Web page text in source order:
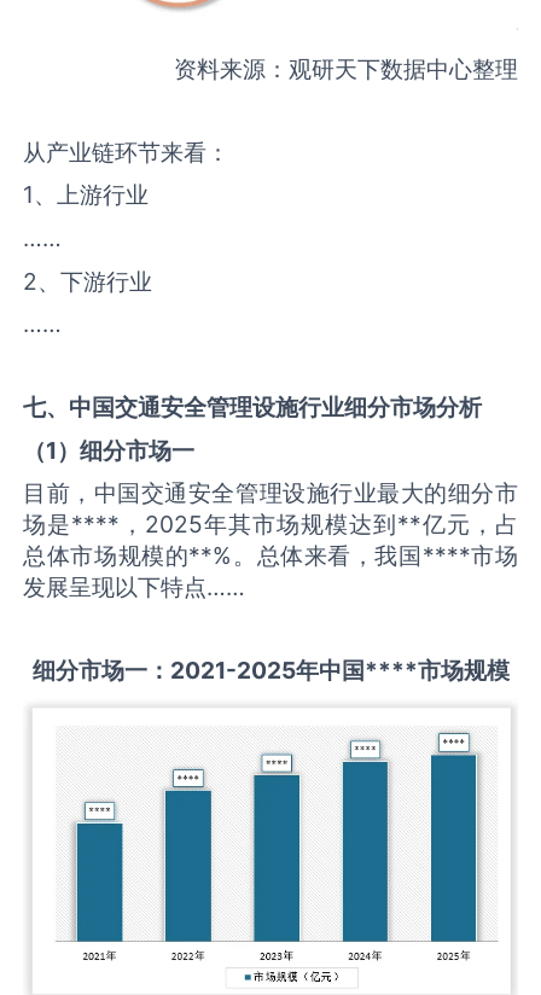
资料来源：观研天下数据中心整理
从产业链环节来看：
1、上游行业
……
2、下游行业
……
七、中国交通安全管理设施行业细分市场分析
（1）细分市场一
目前，中国交通安全管理设施行业最大的细分市
场是****，2025年其市场规模达到**亿元，占
总体市场规模的**%。总体来看，我国****市场
发展呈现以下特点……
细分市场一： 2021-2025年中国****市场规模